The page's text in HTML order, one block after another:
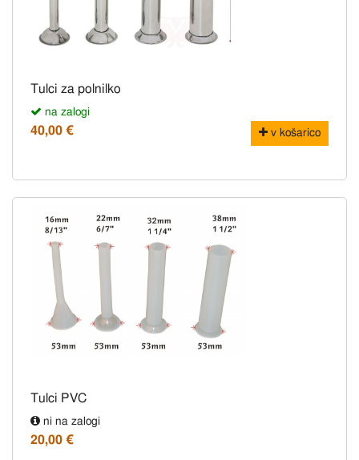
Tulci za polnilko
na zalogi
40,00 € v košarico
Tulci PVC
ni na zalogi
20,00 €